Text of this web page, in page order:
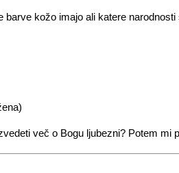
kožo imajo ali katere
več o Bogu ljubezni? Potem mi